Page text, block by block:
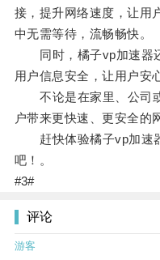
接，提升网络速度，让用
中无需等待，流畅畅快。
同时，橘子vp加速器
用户信息安全，让用户安
不论是在家里、公司或
户带来更快速、更安全的
赶快体验橘子vp加速
吧！。
#3#
评论
游客